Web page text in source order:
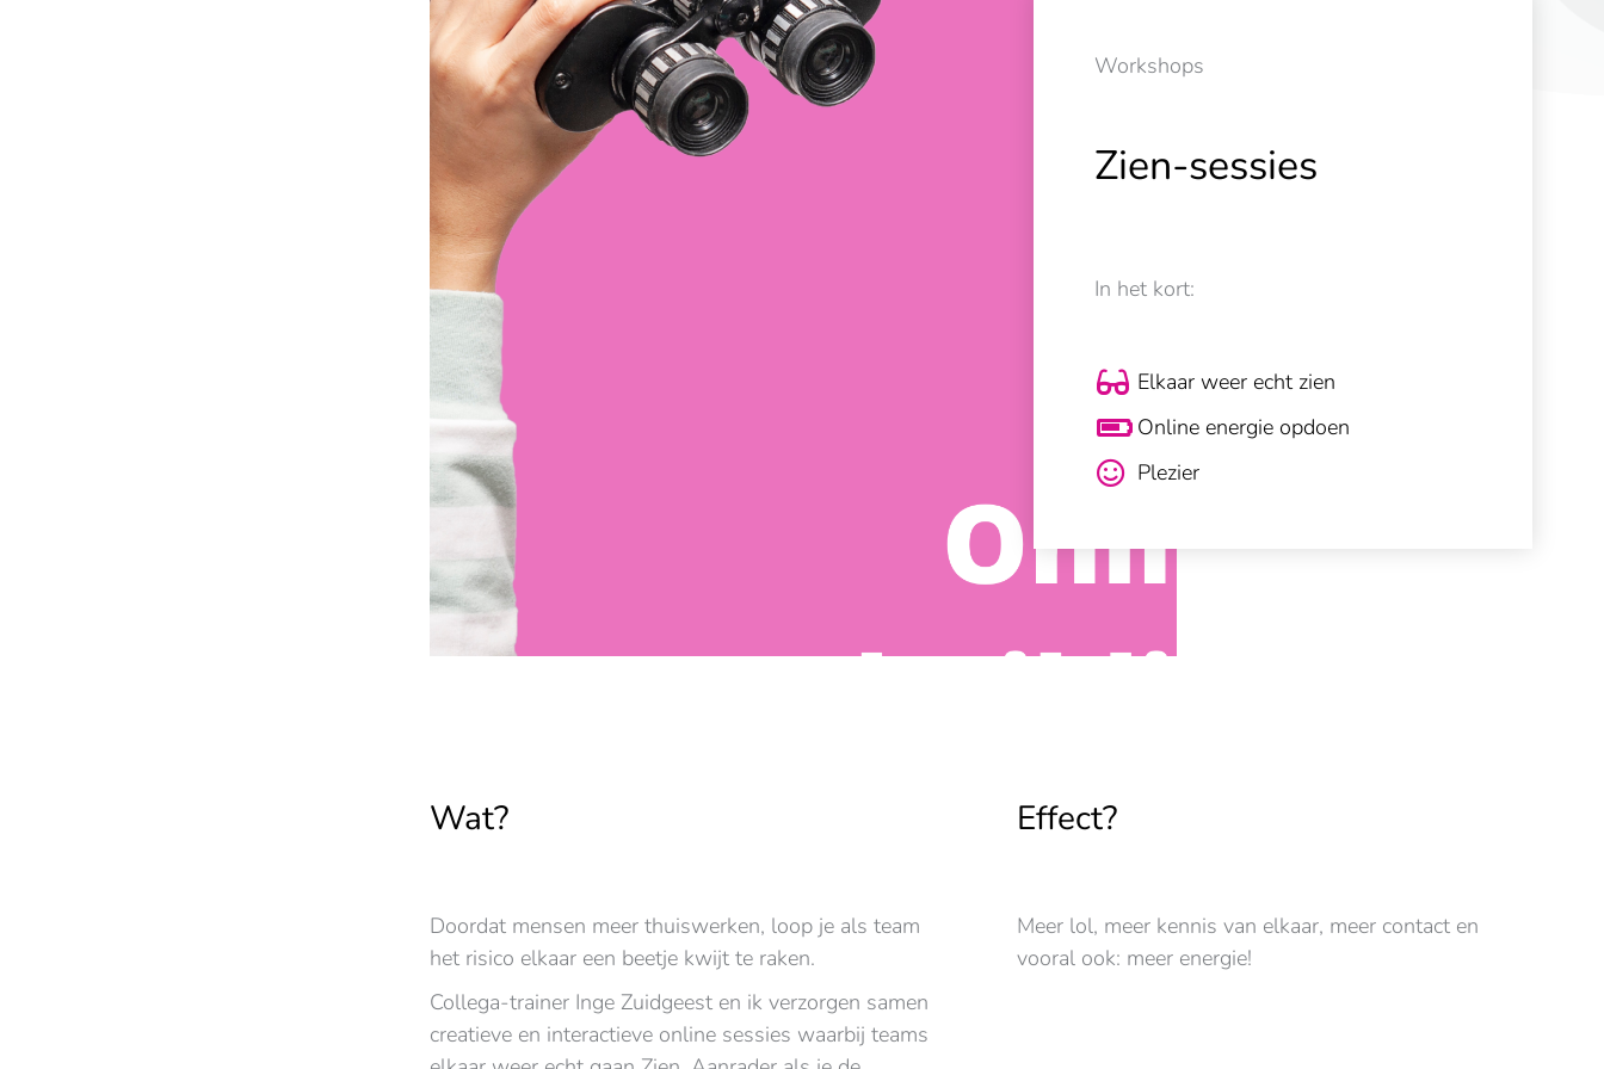
Workshops
Zien-sessies
In het kort:
Elkaar weer echt zien
Online energie opdoen
Plezier
Wat?
Doordat mensen meer thuiswerken, loop je als team
het risico elkaar een beetje kwijt te raken.
Collega-trainer Inge Zuidgeest en ik verzorgen samen
creatieve en interactieve online sessies waarbij teams
Effect?
Meer lol, meer kennis van elkaar, meer contact en
vooral ook: meer energie!